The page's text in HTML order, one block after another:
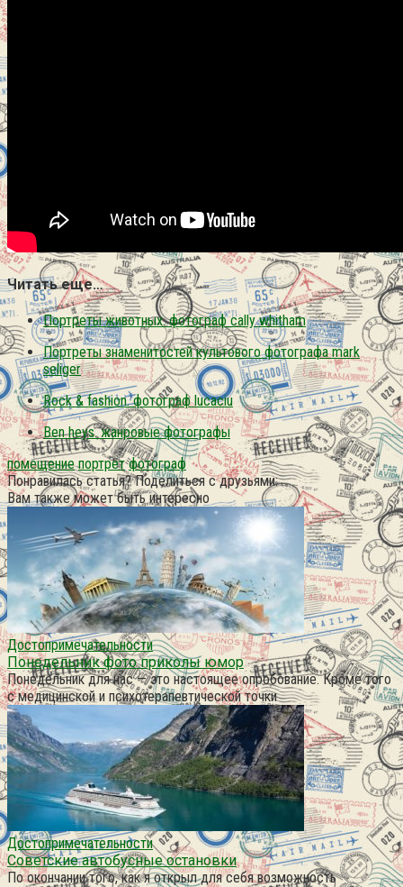
Читать еще…
Портреты животных. фотограф cally whitham
Портреты знаменитостей культового фотографа mark
seliger
Rock & fashion. фотограф lucaciu
Ben heys. жанровые фотографы
помещение портрет фотограф
Понравилась статья? Поделиться с друзьями:
Вам также может быть интересно
Достопримечательности
Понедельник фото приколы юмор
Понедельник для нас — это настоящее опробование. Кроме того
с медицинской и психотерапевтической точки
Достопримечательности
Советские автобусные остановки
По окончании того, как я открыл для себя возможность